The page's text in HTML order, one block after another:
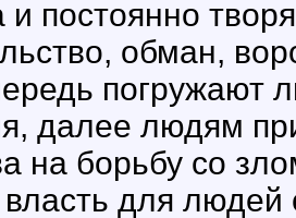
и постоянно
обман,
погружают
далее людям
на борьбу со
для